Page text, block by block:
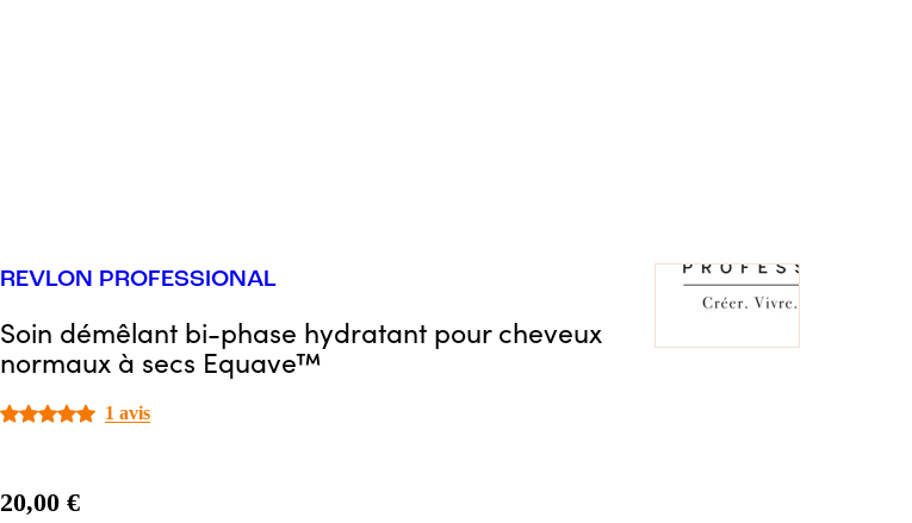
REVLON PROFESSIONAL
Soin démêlant bi-phase hydratant pour cheveux
normaux à secs Equave™
1 avis
20,00 €